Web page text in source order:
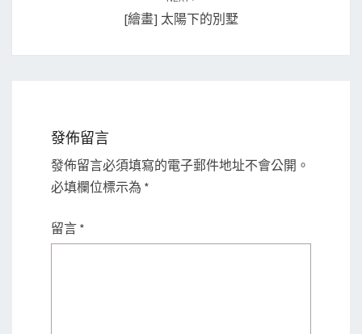
[繪畫] 太陽下的別墅
發佈留言
發佈留言必須填寫的電子郵件地址不會公開。
必填欄位標示為 *
留言 *